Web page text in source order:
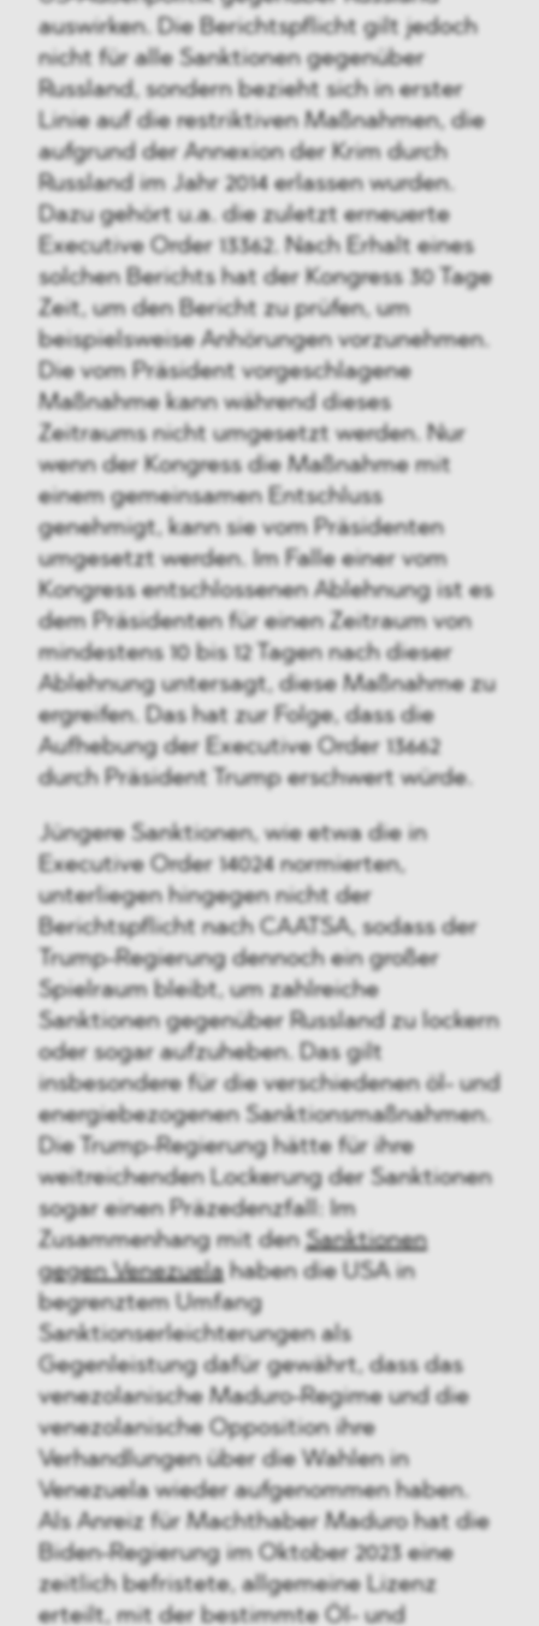
auswirken. Die Berichtspflicht gilt jedoch
nicht für alle Sanktionen gegenüber
Russland, sondern bezieht sich in erster
Linie auf die restriktiven Maßnahmen, die
aufgrund der Annexion der Krim durch
Russland im Jahr 2014 erlassen wurden.
Dazu gehört u.a. die zuletzt erneuerte
Executive Order 13362. Nach Erhalt eines
solchen Berichts hat der Kongress 30 Tage
Zeit, um den Bericht zu prüfen, um
beispielsweise Anhörungen vorzunehmen.
Die vom Präsident vorgeschlagene
Maßnahme kann während dieses
Zeitraums nicht umgesetzt werden. Nur
wenn der Kongress die Maßnahme mit
einem gemeinsamen Entschluss
genehmigt, kann sie vom Präsidenten
umgesetzt werden. Im Falle einer vom
Kongress entschlossenen Ablehnung ist es
dem Präsidenten für einen Zeitraum von
mindestens 10 bis 12 Tagen nach dieser
Ablehnung untersagt, diese Maßnahme zu
ergreifen. Das hat zur Folge, dass die
Aufhebung der Executive Order 13662
durch Präsident Trump erschwert würde.
Jüngere Sanktionen, wie etwa die in
Executive Order 14024 normierten,
unterliegen hingegen nicht der
Berichtspflicht nach CAATSA, sodass der
Trump-Regierung dennoch ein großer
Spielraum bleibt, um zahlreiche
Sanktionen gegenüber Russland zu lockern
oder sogar aufzuheben. Das gilt
insbesondere für die verschiedenen öl- und
energiebezogenen Sanktionsmaßnahmen.
Die Trump-Regierung hätte für ihre
weitreichenden Lockerung der Sanktionen
sogar einen Präzedenzfall: Im
Zusammenhang mit denSanktionen
gegen Venezuelahaben die USA in
begrenztem Umfang
Sanktionserleichterungen als
Gegenleistung dafür gewährt, dass das
venezolanische Maduro-Regime und die
venezolanische Opposition ihre
Verhandlungen über die Wahlen in
Venezuela wieder aufgenommen haben.
Als Anreiz für Machthaber Maduro hat die
Biden-Regierung im Oktober 2023 eine
zeitlich befristete, allgemeine Lizenz
erteilt, mit der bestimmte Öl- und